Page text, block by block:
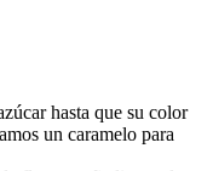
hasta que su color
un caramelo para